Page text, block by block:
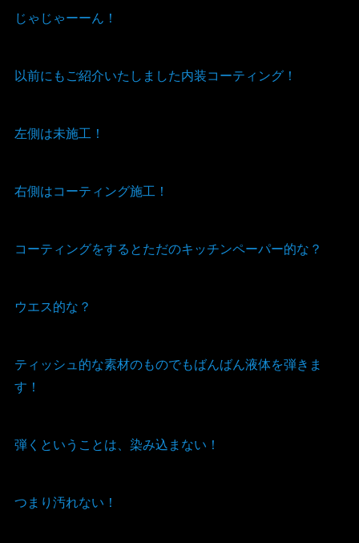
じゃじゃーーん！
以前にもご紹介いたしました内装コーティング！
左側は未施工！
右側はコーティング施工！
コーティングをするとただのキッチンペーパー的な？
ウエス的な？
ティッシュ的な素材のものでもばんばん液体を弾きま
す！
弾くということは、染み込まない！
つまり汚れない！